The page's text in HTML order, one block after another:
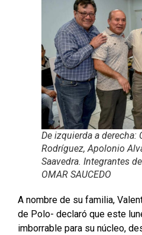
De izquierda a derecha:
Rodríguez, Apolonio
Saavedra. Integrantes
OMAR SAUCEDO
A nombre de su familia,
de Polo- declaró que este
imborrable para su núcleo,